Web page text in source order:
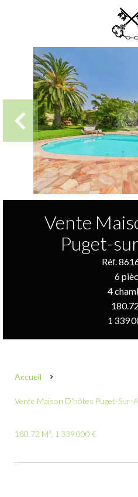
Vente
Puget-
Réf.
6
4
1 339
Accueil
Vente Maison D'hôtes Puget-Sur-
180.72 M², 1 339 000 €